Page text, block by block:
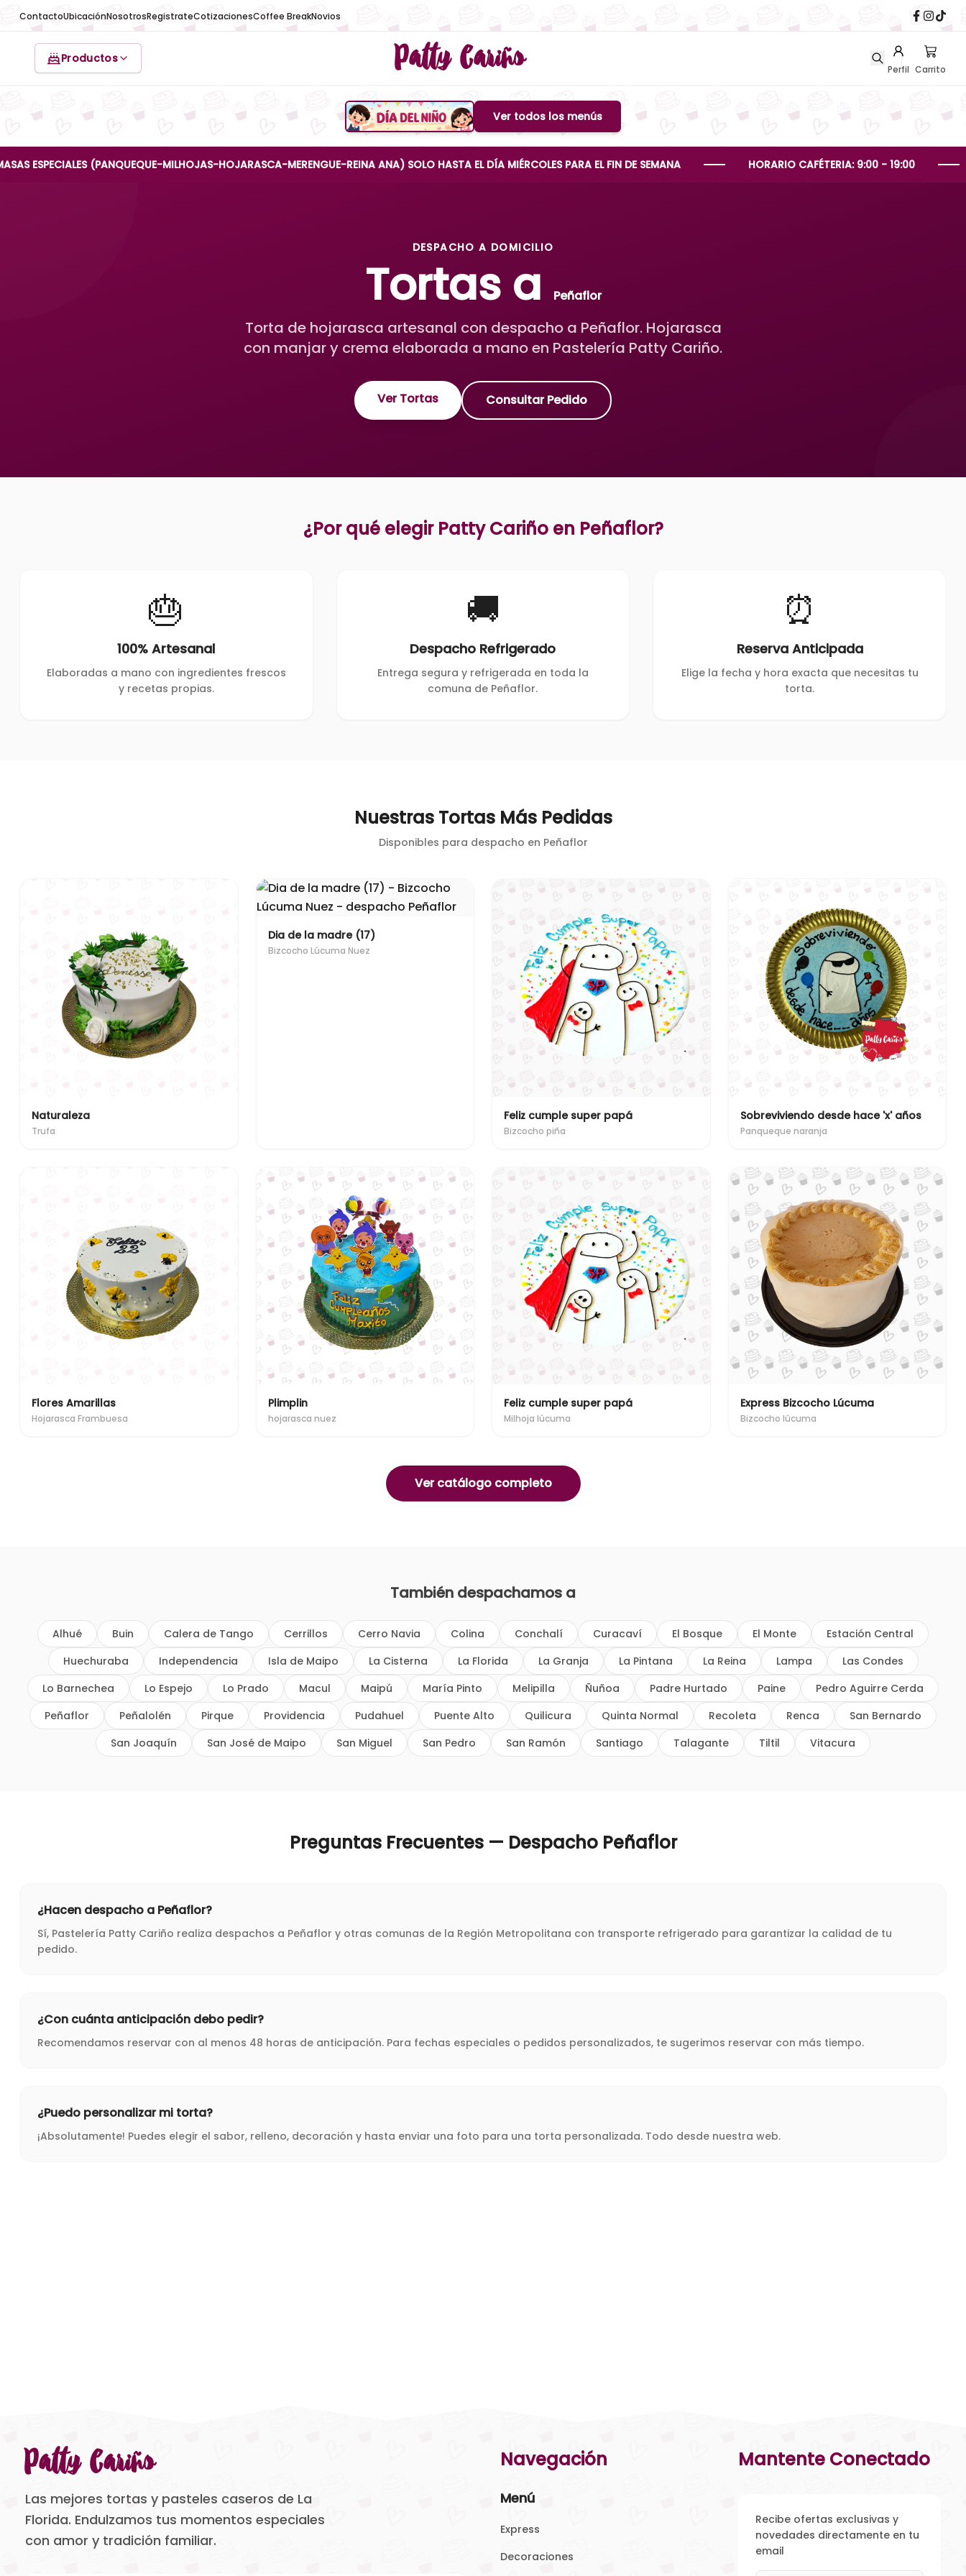
ContactoUbicaciónNosotrosRegistrateCotizacionesCoffee BreakNovios
Productos Patty Cariño Perfil Carrito
Boton de menuVer todos los menús
(PANQUEQUE-MILHOJAS-HOJARASCA-MERENGUE-REINA ANA) SOLO HASTA EL DÍA MIÉRCOLES PARA EL FIN DE SEMANA HORARIO CAFÉTERIA: 9:00 - 19:00
DESPACHO A DOMICILIO
Tortas a Peñaflor
Torta de hojarasca artesanal con despacho a Peñaflor. Hojarasca
con manjar y crema elaborada a mano en Pastelería Patty Cariño.
Ver Tortas Consultar Pedido
¿Por qué elegir Patty Cariño en Peñaflor?
🎂
100% Artesanal
Elaboradas a mano con ingredientes frescos
y recetas propias.
🚚
Despacho Refrigerado
Entrega segura y refrigerada en toda la
comuna de Peñaflor.
⏰
Reserva Anticipada
Elige la fecha y hora exacta que necesitas tu
torta.
Nuestras Tortas Más Pedidas
Disponibles para despacho en Peñaflor
Naturaleza
Trufa
Dia de la madre (17)
Bizcocho Lúcuma Nuez
Feliz cumple super papá
Bizcocho piña
Sobreviviendo desde hace 'x' años
Panqueque naranja
Flores Amarillas
Hojarasca Frambuesa
Plimplin
hojarasca nuez
Feliz cumple super papá
Milhoja lúcuma
Express Bizcocho Lúcuma
Bizcocho lúcuma
Ver catálogo completo
También despachamos a
Alhué Buin Calera de Tango Cerrillos Cerro Navia Colina Conchalí Curacaví El Bosque El Monte
Estación Central
Huechuraba
Independencia Isla de Maipo La Cisterna La Florida La Granja La Pintana La Reina Lampa
Las Condes
Lo Barnechea
Lo Espejo Lo Prado Macul Maipú María Pinto Melipilla Ñuñoa Padre Hurtado Paine
Pedro Aguirre Cerda
Peñaflor
Peñalolén Pirque Providencia Pudahuel Puente Alto Quilicura Quinta Normal Recoleta Renca
San Bernardo
San Joaquín
San José de Maipo San Miguel San Pedro San Ramón Santiago Talagante Tiltil Vitacura
Preguntas Frecuentes — Despacho Peñaflor
¿Hacen despacho a Peñaflor?
Sí, Pastelería Patty Cariño realiza despachos a Peñaflor y otras comunas de la Región Metropolitana con transporte refrigerado para garantizar la calidad de tu
pedido.
¿Con cuánta anticipación debo pedir?
Recomendamos reservar con al menos 48 horas de anticipación. Para fechas especiales o pedidos personalizados, te sugerimos reservar con más tiempo.
¿Puedo personalizar mi torta?
¡Absolutamente! Puedes elegir el sabor, relleno, decoración y hasta enviar una foto para una torta personalizada. Todo desde nuestra web.
Patty Cariño
Las mejores tortas y pasteles caseros de La
Florida. Endulzamos tus momentos especiales
con amor y tradición familiar.
Navegación
Menú
Express
Decoraciones
Mantente Conectado
Recibe ofertas exclusivas y
novedades directamente en tu
email